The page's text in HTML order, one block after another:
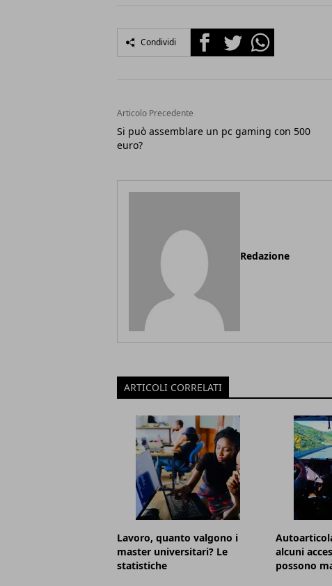
Condividi FacebookTwitterWhatsapp
Articolo Precedente
Si può assemblare un pc gaming con 500
euro?
Redazione
ARTICOLI CORRELATI
Lavoro, quanto valgono i
master universitari? Le
statistiche
alcuni
possono